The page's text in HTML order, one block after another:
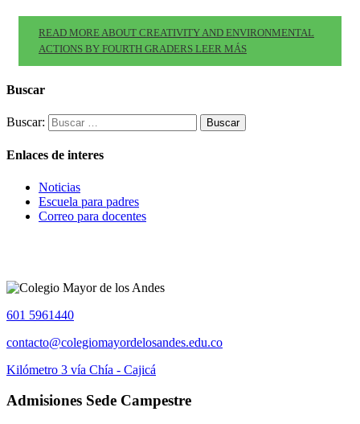
READ MORE ABOUT CREATIVITY AND ENVIRONMENTAL
ACTIONS BY FOURTH GRADERS LEER MÁS
Buscar
Buscar:
Enlaces de interes
Noticias
Escuela para padres
Correo para docentes
601 5961440
contacto@colegiomayordelosandes.edu.co
Kilómetro 3 vía Chía - Cajicá
Admisiones Sede Campestre